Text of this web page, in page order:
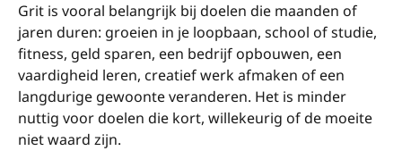
Grit is vooral belangrijk bij doelen die maanden of
jaren duren: groeien in je loopbaan, school of studie,
fitness, geld sparen, een bedrijf opbouwen, een
vaardigheid leren, creatief werk afmaken of een
langdurige gewoonte veranderen. Het is minder
nuttig voor doelen die kort, willekeurig of de moeite
niet waard zijn.